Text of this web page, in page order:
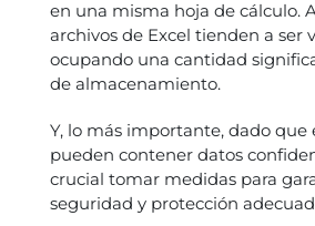
en una misma hoja de cálculo.
archivos de Excel tienden a ser
ocupando una cantidad
de almacenamiento.
Y, lo más importante, dado que
pueden contener datos
crucial tomar medidas para
seguridad y protección